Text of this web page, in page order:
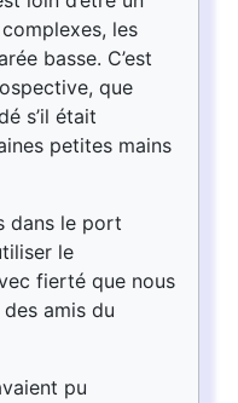
les
basse. C’est
que
s’il était
petites mains
dans le port
le
fierté que nous
amis du
pu